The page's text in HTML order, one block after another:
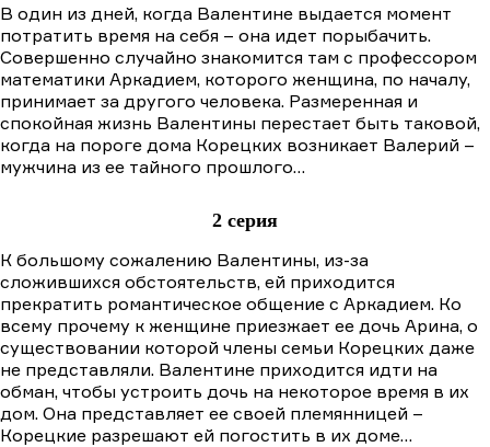
В один из дней, когда Валентине выдается момент
потратить время на себя – она идет порыбачить.
Совершенно случайно знакомится там с профессором
математики Аркадием, которого женщина, по началу,
принимает за другого человека. Размеренная и
спокойная жизнь Валентины перестает быть таковой,
когда на пороге дома Корецких возникает Валерий –
мужчина из ее тайного прошлого…
2 серия
К большому сожалению Валентины, из-за
сложившихся обстоятельств, ей приходится
прекратить романтическое общение с Аркадием. Ко
всему прочему к женщине приезжает ее дочь Арина, о
существовании которой члены семьи Корецких даже
не представляли. Валентине приходится идти на
обман, чтобы устроить дочь на некоторое время в их
дом. Она представляет ее своей племянницей –
Корецкие разрешают ей погостить в их доме…